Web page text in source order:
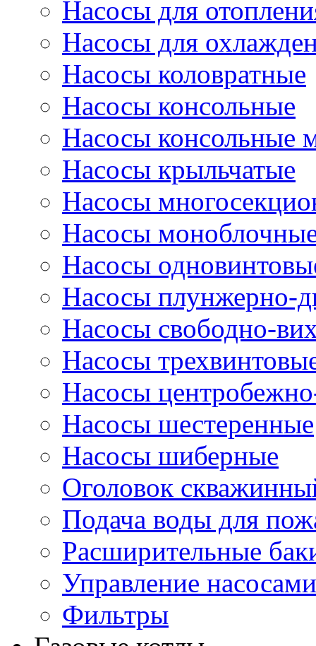
Насосы для
Насосы для
Насосы коловратные
Насосы консольные
Насосы консольные
Насосы крыльчатые
Насосы
Насосы
Насосы
Насосы плунжерно-
Насосы свободно-
Насосы
Насосы
Насосы шестеренные
Насосы шиберные
Оголовок
Подача воды для
Расширительные
Управление насосами
Фильтры